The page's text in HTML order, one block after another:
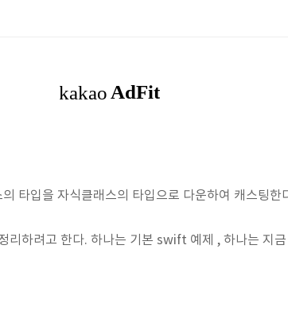
타입을 자식클래스의 타입으로 다운하여 캐스팅한
리하려고 한다. 하나는 기본 swift 예제 , 하나는 지